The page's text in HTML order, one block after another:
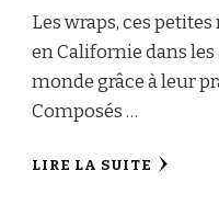
Les wraps, ces
en Californie dans
monde grâce à leur
Composés …
LIRE LA SUITE